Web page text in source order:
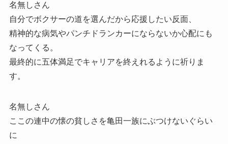
名無しさん
自分でボクサーの道を選んだから応援したい反面、
精神的な病気やパンチドランカーにならないか心配にも
なってくる。
最終的に五体満足でキャリアを終えれるように祈りま
す。
名無しさん
ここの連中の懐の貧しさを亀田一族にぶつけないぐらい
に